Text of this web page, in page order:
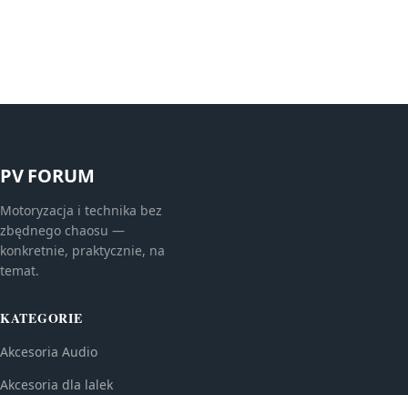
PV FORUM
Motoryzacja i technika bez
zbędnego chaosu —
konkretnie, praktycznie, na
temat.
KATEGORIE
Akcesoria Audio
Akcesoria dla lalek